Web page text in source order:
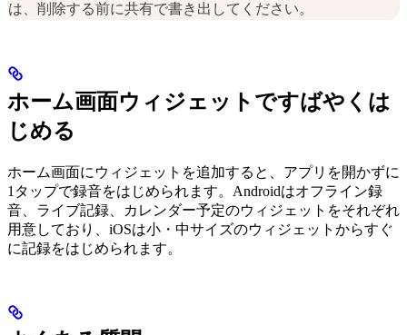
は、削除する前に共有で書き出してください。
ホーム画面ウィジェットですばやくは
じめる
ホーム画面にウィジェットを追加すると、アプリを開かずに
1タップで録音をはじめられます。Androidはオフライン録
音、ライブ記録、カレンダー予定のウィジェットをそれぞれ
用意しており、iOSは小・中サイズのウィジェットからすぐ
に記録をはじめられます。